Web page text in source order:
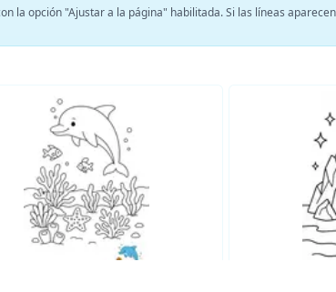
la opción "Ajustar a la página" habilitada. Si las líneas